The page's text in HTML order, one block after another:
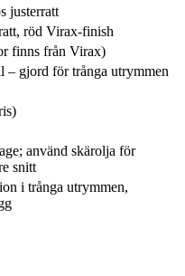
justerratt
röd Virax-finish
finns från Virax)
gjord för trånga utrymmen
använd skärolja för
snitt
i trånga utrymmen,